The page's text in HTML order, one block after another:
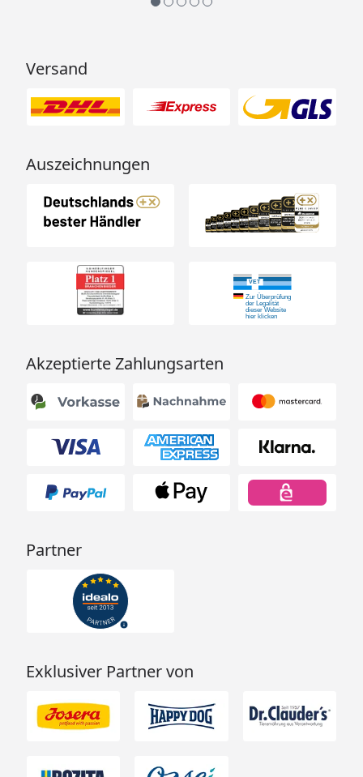
Versand
Auszeichnungen
Akzeptierte Zahlungsarten
Partner
Exklusiver Partner von